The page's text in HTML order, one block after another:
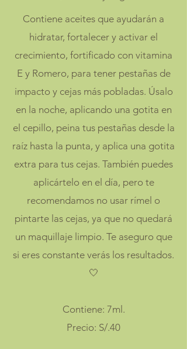
Contiene aceites que ayudarán a
hidratar, fortalecer y activar el
crecimiento, fortificado con vitamina
E y Romero, para tener pestañas de
impacto y cejas más pobladas. Úsalo
en la noche, aplicando una gotita en
el cepillo, peina tus pestañas desde la
raíz hasta la punta, y aplica una gotita
extra para tus cejas. También puedes
aplicártelo en el día, pero te
recomendamos no usar rímel o
pintarte las cejas, ya que no quedará
un maquillaje limpio. Te aseguro que
si eres constante verás los resultados.
🤍
Contiene: 7ml.
Precio: S/.40